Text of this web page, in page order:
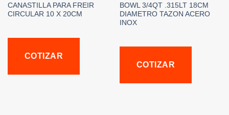
CANASTILLA PARA FREIR
CIRCULAR 10 X 20CM
COTIZAR
BOWL 3/4QT .315LT 18CM
DIAMETRO TAZON ACERO
INOX
COTIZAR